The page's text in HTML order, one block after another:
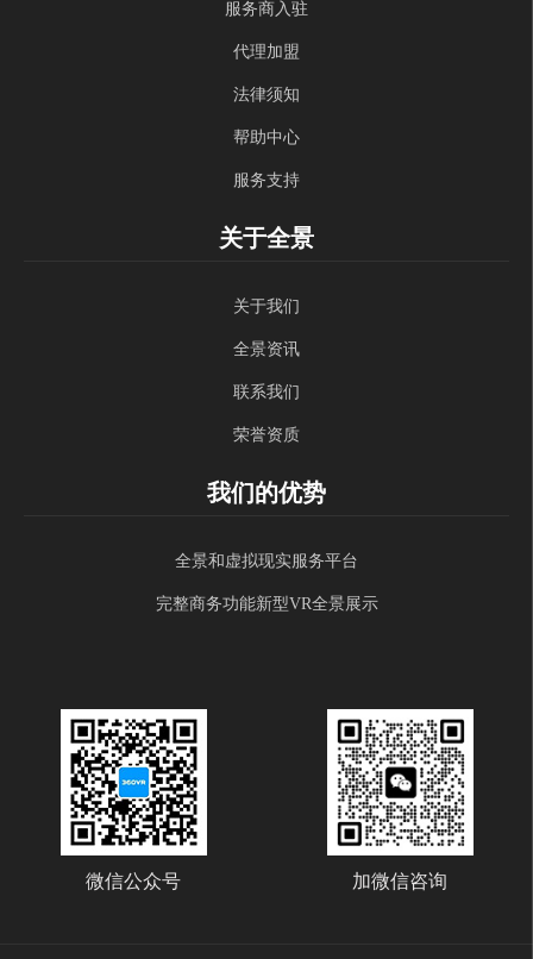
服务商入驻
代理加盟
法律须知
帮助中心
服务支持
关于全景
关于我们
全景资讯
联系我们
荣誉资质
我们的优势
全景和虚拟现实服务平台
完整商务功能新型VR全景展示
微信公众号 加微信咨询